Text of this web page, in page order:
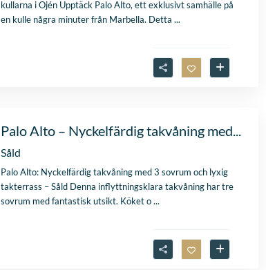
kullarna i Ojén Upptäck Palo Alto, ett exklusivt samhälle på
en kulle några minuter från Marbella. Detta ...
Palo Alto – Nyckelfärdig takvåning med...
Såld
Palo Alto: Nyckelfärdig takvåning med 3 sovrum och lyxig
takterrass – Såld Denna inflyttningsklara takvåning har tre
sovrum med fantastisk utsikt. Köket o...